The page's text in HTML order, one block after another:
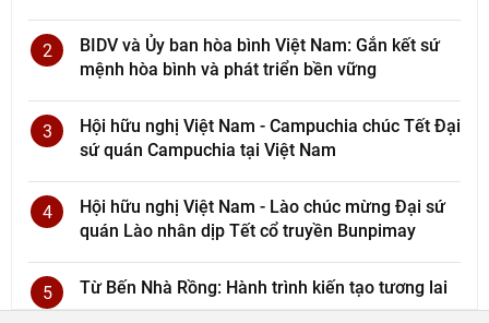
2
BIDV và Ủy ban hòa bình Việt Nam: Gắn kết sứ
mệnh hòa bình và phát triển bền vững
3
Hội hữu nghị Việt Nam - Campuchia chúc Tết Đại
sứ quán Campuchia tại Việt Nam
4
Hội hữu nghị Việt Nam - Lào chúc mừng Đại sứ
quán Lào nhân dịp Tết cổ truyền Bunpimay
5 Từ Bến Nhà Rồng: Hành trình kiến tạo tương lai